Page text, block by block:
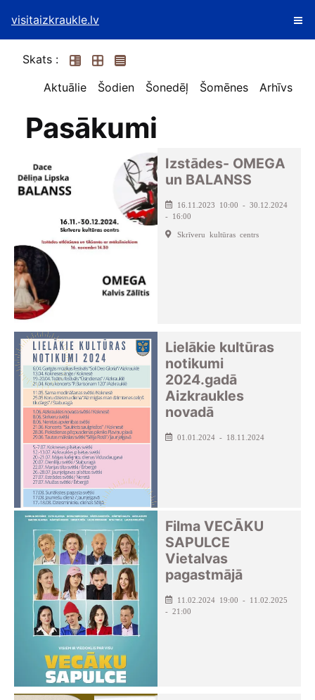
visitaizkraukle.lv
Skats :
Aktuālie
Šodien Šonedēļ Šomēnes Arhīvs
Pasākumi
Izstādes- OMEGA
un BALANSS
16.11.2023 10:00 - 30.12.2024
- 16:00
Skrīveru kultūras centrs
Lielākie kultūras
notikumi
2024.gadā
Aizkraukles
novadā
01.01.2024 - 18.11.2024
Filma VECĀKU
SAPULCE
Vietalvas
pagastmājā
11.02.2024 19:00 - 11.02.2025
- 21:00